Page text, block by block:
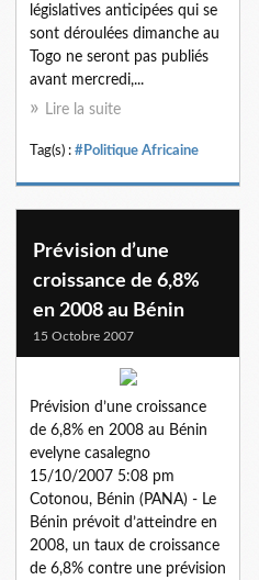
législatives anticipées qui se
sont déroulées dimanche au
Togo ne seront pas publiés
avant mercredi,...
Lire la suite
Tag(s) : #Politique Africaine
Prévision d’une
croissance de 6,8%
en 2008 au Bénin
15 Octobre 2007
Prévision d’une croissance
de 6,8% en 2008 au Bénin
evelyne casalegno
15/10/2007 5:08 pm
Cotonou, Bénin (PANA) - Le
Bénin prévoit d’atteindre en
2008, un taux de croissance
de 6,8% contre une prévision